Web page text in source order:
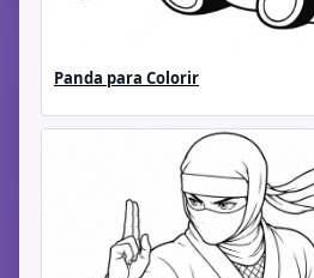
Panda para Colorir